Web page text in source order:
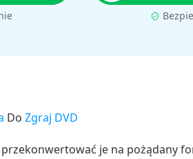
Do Zgraj DVD
je na pożądany